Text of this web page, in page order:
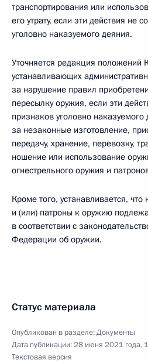
транспортирования или
его утрату, если эти действия не
уголовно наказуемого деяния.
Уточняется редакция положений
устанавливающих
за нарушение правил
пересылку оружия, если эти
признаков уголовно
за незаконные изготовление,
передачу, хранение, перевозку,
ношение или использование
огнестрельного оружия и
Кроме того, устанавливается,
и (или) патроны к оружию
в соответствии с
Федерации об оружии.
Статус материала
Опубликован в разделе:Документы
Дата публикации:28 июня 2021 года,
Текстовая версия